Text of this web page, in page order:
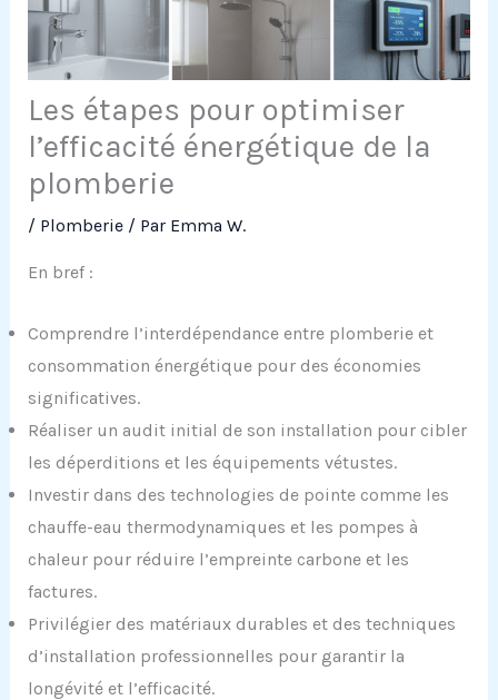
Les étapes pour optimiser
l’efficacité énergétique de la
plomberie
/ Plomberie/ Par Emma W.
En bref :
Comprendre l’interdépendance entre plomberie et
consommation énergétique pour des économies
significatives.
Réaliser un audit initial de son installation pour cibler
les déperditions et les équipements vétustes.
Investir dans des technologies de pointe comme les
chauffe-eau thermodynamiques et les pompes à
chaleur pour réduire l’empreinte carbone et les
factures.
Privilégier des matériaux durables et des techniques
d’installation professionnelles pour garantir la
longévité et l’efficacité.